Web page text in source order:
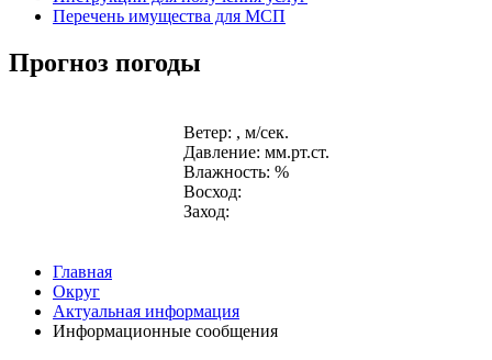
Перечень имущества для МСП
Прогноз погоды
Ветер: , м/сек.
Давление: мм.рт.ст.
Влажность: %
Восход:
Заход:
Главная
Округ
Актуальная информация
Информационные сообщения